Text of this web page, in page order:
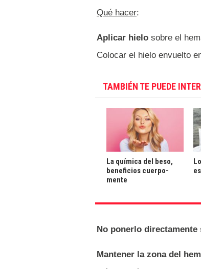
Qué hacer:
Aplicar hielo sobre el
Colocar el hielo envuelto
TAMBIÉN TE PUEDE
La química del beso,
beneficios cuerpo-
mente
No ponerlo directamente
Mantener la zona del